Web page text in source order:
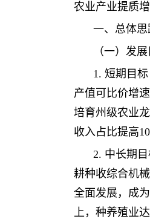
农业产业提质
一、总体思
（一）发
1. 短期目
产值可比价增
培育州级农业
收入占比提高
2. 中长期
耕种收综合机
全面发展，成
上，种养殖业